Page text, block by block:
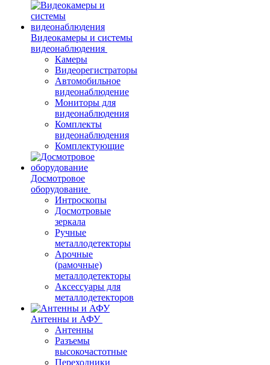
Видеокамеры и системы
видеонаблюдения
Камеры
Видеорегистраторы
Автомобильное
видеонаблюдение
Мониторы для
видеонаблюдения
Комплекты
видеонаблюдения
Комплектующие
Досмотровое
оборудование
Интроскопы
Досмотровые
зеркала
Ручные
металлодетекторы
Арочные
(рамочные)
металлодетекторы
Аксессуары для
металлодетекторов
Антенны и АФУ
Антенны
Разъемы
высокочастотные
Переходники